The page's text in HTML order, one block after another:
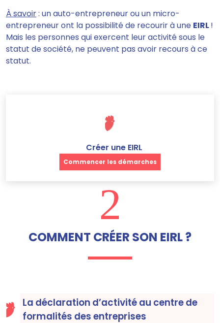
À savoir: un auto-entrepreneur ou un micro-
entrepreneur ont la possibilité de recourir à une EIRL!
Mais les personnes qui exercent leur activité sous le
statut de société, ne peuvent pas avoir recours à ce
statut.
Créer une EIRL
Commencer les démarches
2
COMMENT CRÉER SON EIRL ?
La déclaration d’activité au centre de
formalités des entreprises